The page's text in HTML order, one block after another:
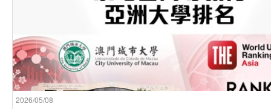
2026/05/08